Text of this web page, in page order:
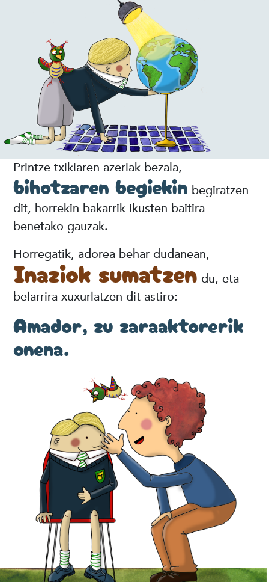
Printze txikiaren azeriak bezala,
bihotzaren begiekin begiratzen
dit, horrekin bakarrik ikusten baitira
benetako gauzak.
Horregatik, adorea behar dudanean,
Inaziok sumatzen du, eta
belarrira xuxurlatzen dit astiro:
Amador, zu zaraaktorerik
onena.